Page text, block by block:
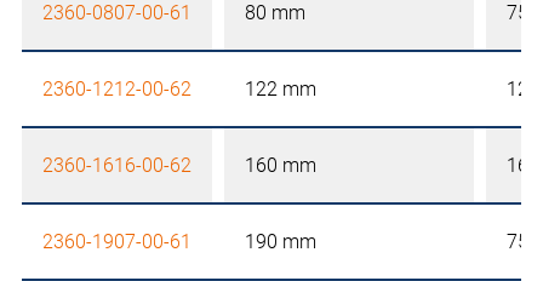
2360-0807-00-61 80 mm 75
2360-1212-00-62 122 mm
2360-1616-00-62 160 mm
2360-1907-00-61 190 mm 75